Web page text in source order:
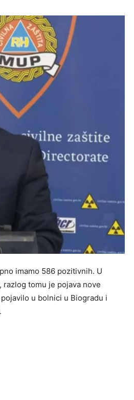
imamo 586 pozitivnih. U
tomu je pojava nove
u bolnici u Biogradu i